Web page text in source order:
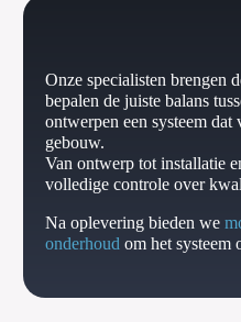
Onze specialisten brengen
bepalen de juiste balans
ontwerpen een systeem dat
gebouw.
Van ontwerp tot installatie
volledige controle over
Na oplevering bieden we
onderhoud om het systeem